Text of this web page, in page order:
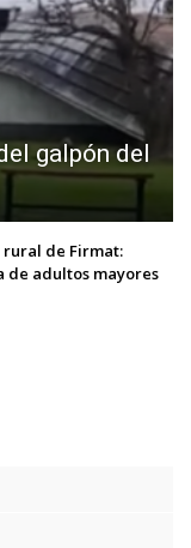
galpón del
rural de Firmat:
de adultos mayores